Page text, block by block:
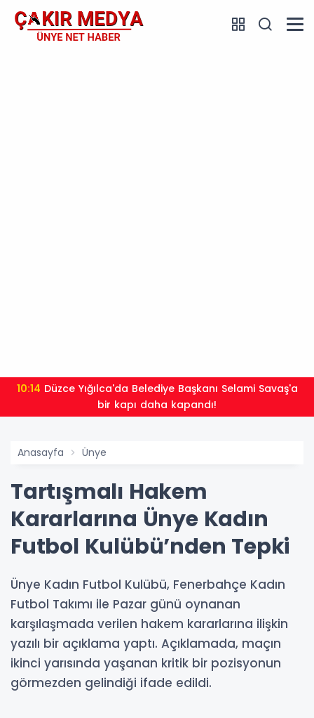
10:14
bir kapı daha kapandı!
Anasayfa Ünye
Tartışmalı Hakem
Kararlarına Ünye Kadın
Futbol Kulübü’nden Tepki
Ünye Kadın Futbol Kulübü, Fenerbahçe Kadın
Futbol Takımı ile Pazar günü oynanan
karşılaşmada verilen hakem kararlarına ilişkin
yazılı bir açıklama yaptı. Açıklamada, maçın
ikinci yarısında yaşanan kritik bir pozisyonun
görmezden gelindiği ifade edildi.